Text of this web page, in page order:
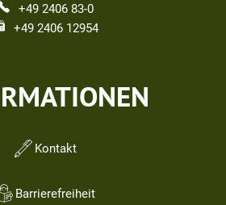
+49 2406 83-0
+49 2406 12954
Kontakt
Barrierefreiheit